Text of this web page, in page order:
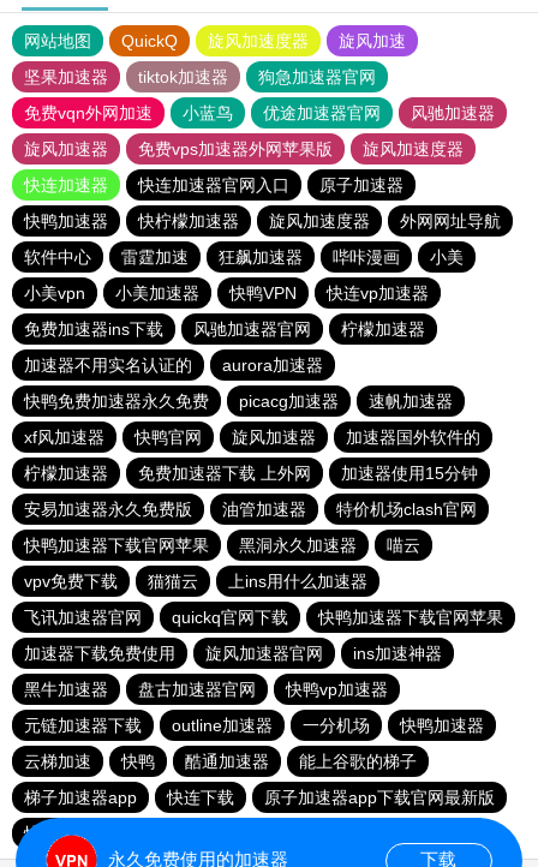
网站地图 QuickQ 旋风加速度器
旋风加速
坚果加速器
tiktok加速器
狗急加速器官网
免费vqn外网加速
小蓝鸟 优途加速器官网
风驰加速器
旋风加速器
免费vps加速器外网苹果版
旋风加速度器
快连加速器
快连加速器官网入口
原子加速器
快鸭加速器
快柠檬加速器 旋风加速度器
外网网址导航
软件中心
雷霆加速 狂飙加速器 哔咔漫画
小美
小美vpn
小美加速器 快鸭VPN
快连vp加速器
免费加速器ins下载
风驰加速器官网
柠檬加速器
加速器不用实名认证的
aurora加速器
快鸭免费加速器永久免费
picacg加速器
速帆加速器
xf风加速器
快鸭官网 旋风加速器
加速器国外软件的
柠檬加速器
免费加速器下载 上外网
加速器使用15分钟
安易加速器永久免费版
油管加速器
特价机场clash官网
快鸭加速器下载官网苹果
黑洞永久加速器
喵云
vpv免费下载
猫猫云
上ins用什么加速器
飞讯加速器官网
quickq官网下载
快鸭加速器下载官网苹果
加速器下载免费使用
旋风加速器官网
ins加速神器
黑牛加速器
盘古加速器官网
快鸭vp加速器
元链加速器下载
outline加速器 一分机场
快鸭加速器
云梯加速
快鸭 酷通加速器
能上谷歌的梯子
梯子加速器app
快连下载
原子加速器app下载官网最新版
快鸭免费加速器永久免费
永久免费使用的加速器 下载